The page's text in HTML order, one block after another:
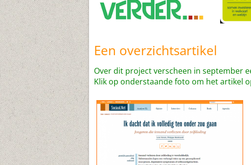
Een overzichtsartikel
Over dit project verscheen in september
Klik op onderstaande foto om het artikel